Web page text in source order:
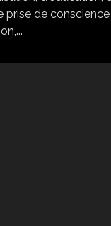
prise de